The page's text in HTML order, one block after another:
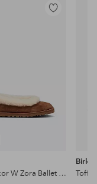
Lägg
Ballerinaskor W Zora Ballet Flat